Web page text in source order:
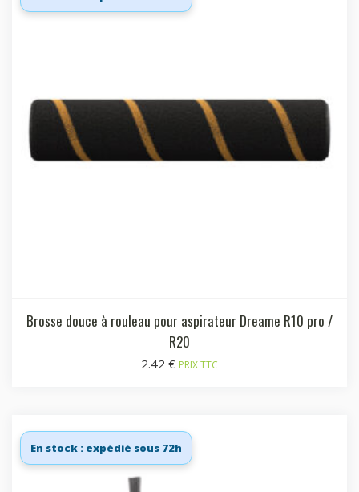
Brosse douce à rouleau pour aspirateur Dreame R10 pro /
R20
2.42 € PRIX TTC
En stock : expédié sous 72h